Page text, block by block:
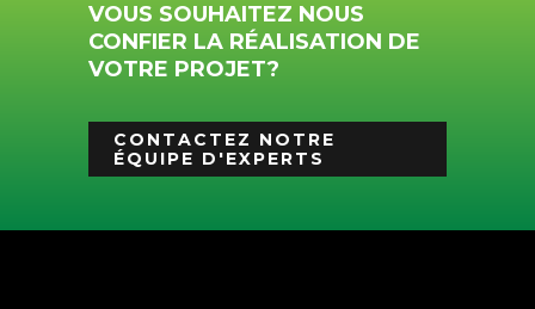
VOUS SOUHAITEZ NOUS
CONFIER LA RÉALISATION DE
VOTRE PROJET?
CONTACTEZ NOTRE
ÉQUIPE D'EXPERTS